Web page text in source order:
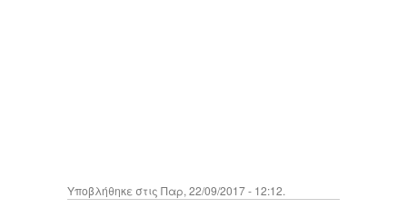
Υποβλήθηκε στις Παρ, 22/09/2017 - 12:12.